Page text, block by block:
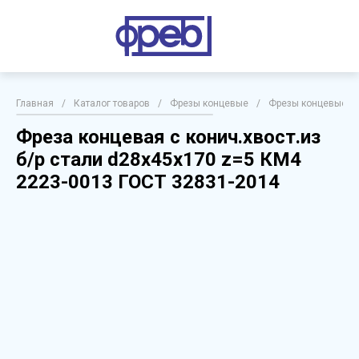
Главная / Каталог товаров / Фрезы концевые / Фрезы концевые с
Фреза концевая с конич.хвост.из
б/р стали d28х45х170 z=5 КМ4
2223-0013 ГОСТ 32831-2014